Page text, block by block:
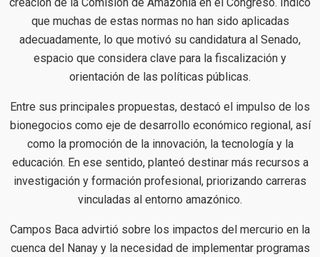
que muchas de estas normas no han sido aplicadas
adecuadamente, lo que motivó su candidatura al Senado,
espacio que considera clave para la fiscalización y
orientación de las políticas públicas.
Entre sus principales propuestas, destacó el impulso de los
bionegocios como eje de desarrollo económico regional, así
como la promoción de la innovación, la tecnología y la
educación. En ese sentido, planteó destinar más recursos a
investigación y formación profesional, priorizando carreras
vinculadas al entorno amazónico.
Campos Baca advirtió sobre los impactos del mercurio en la
cuenca del Nanay y la necesidad de implementar programas